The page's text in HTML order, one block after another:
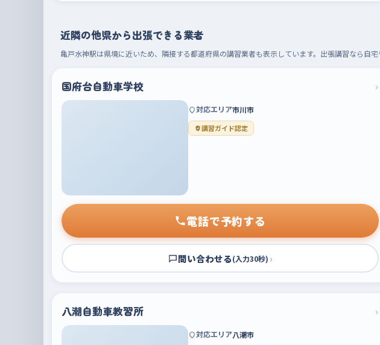
近隣の他県から出張できる業者
亀戸水神駅は県境に近いため、隣接する都道府県の講習業者も表示しています。出張講習なら自宅
国府台自動車学校 ›
対応エリア市川市
講習ガイド認定
電話で予約する
問い合わせる(入力30秒) ›
八潮自動車教習所 ›
対応エリア八潮市